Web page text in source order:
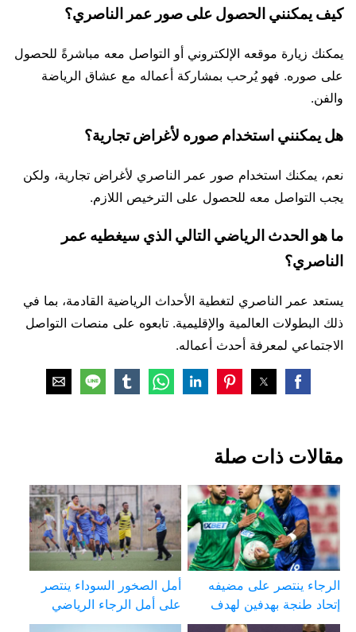
كيف يمكنني الحصول على صور عمر الناصري؟
يمكنك زيارة موقعه الإلكتروني أو التواصل معه مباشرةً للحصول
على صوره. فهو يُرحب بمشاركة أعماله مع عشاق الرياضة
والفن.
هل يمكنني استخدام صوره لأغراض تجارية؟
نعم، يمكنك استخدام صور عمر الناصري لأغراض تجارية، ولكن
يجب التواصل معه للحصول على الترخيص اللازم.
ما هو الحدث الرياضي التالي الذي سيغطيه عمر
الناصري؟
يستعد عمر الناصري لتغطية الأحداث الرياضية القادمة، بما في
ذلك البطولات العالمية والإقليمية. تابعوه على منصات التواصل
الاجتماعي لمعرفة أحدث أعماله.
مقالات ذات صلة
الرجاء ينتصر على مضيفه
إتحاد طنجة بهدفين لهدف
أمل الصخور السوداء ينتصر
على أمل الرجاء الرياضي